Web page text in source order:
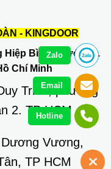
- KINGDOOR
Hiệp Bình Phước, Q.
Chí Minh
Trinh, phường
2. TP HCM
Vương,
TP HCM
Zalo
Email
Hotline